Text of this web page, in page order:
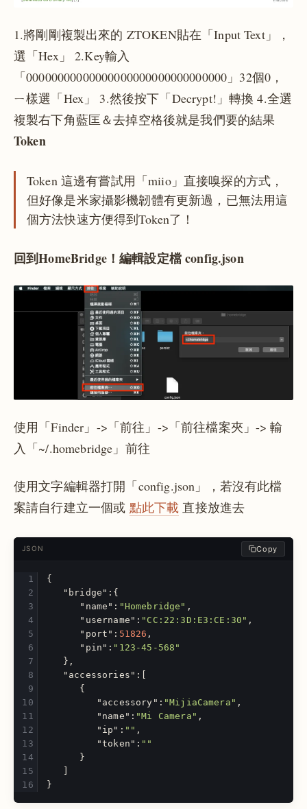
1.將剛剛複製出來的 ZTOKEN貼在「Input Text」，
選「Hex」 2.Key輸入
「00000000000000000000000000000000」32個0，
ㄧ樣選「Hex」 3.然後按下「Decrypt!」轉換 4.全選
複製右下角藍匡＆去掉空格後就是我們要的結果
Token
Token 這邊有嘗試用「miio」直接嗅探的方式，
但好像是米家攝影機韌體有更新過，已無法用這
個方法快速方便得到Token了！
回到HomeBridge！編輯設定檔 config.json
使用「Finder」->「前往」->「前往檔案夾」-> 輸
入「~/.homebridge」前往
使用文字編輯器打開「config.json」，若沒有此檔
案請自行建立一個或 點此下載 直接放進去
JSON Copy
{
"bridge" :{
"name" : "Homebridge" ,
"username" : "CC:22:3D:E3:CE:30" ,
"port" : 51826 ,
"pin" : "123-45-568"
},
"accessories" :[
{
"accessory" : "MijiaCamera" ,
"name" : "Mi Camera" ,
"ip" : "" ,
"token" : ""
}
]
}